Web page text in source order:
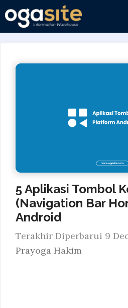
Skip
to
5 Aplikasi Tombol
(Navigation Bar
Android
9
Prayoga Hakim